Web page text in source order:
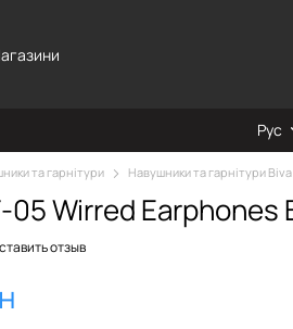
Рус
та гарнітури Навушники та гарнітури Biva
05 Wirred Earphones
отзыв